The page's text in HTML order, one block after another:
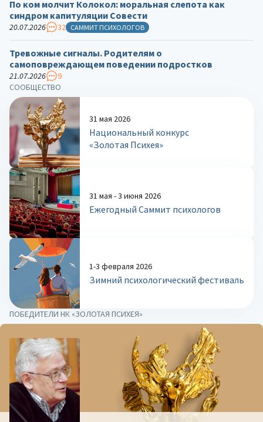
СООБЩЕСТВО
31 мая 2026
Национальный конкурс
«Золотая Психея»
31 мая - 3 июня 2026
Ежегодный Саммит психологов
1-3 февраля 2026
Зимний психологический фестиваль
По ком молчит Колокол: моральная слепота как
синдром капитуляции Совести
20.07.2026 32 САММИТ ПСИХОЛОГОВ
Тревожные сигналы. Родителям о
самоповреждающем поведении подростков
21.07.2026 9
ПОБЕДИТЕЛИ НК «ЗОЛОТАЯ ПСИХЕЯ»